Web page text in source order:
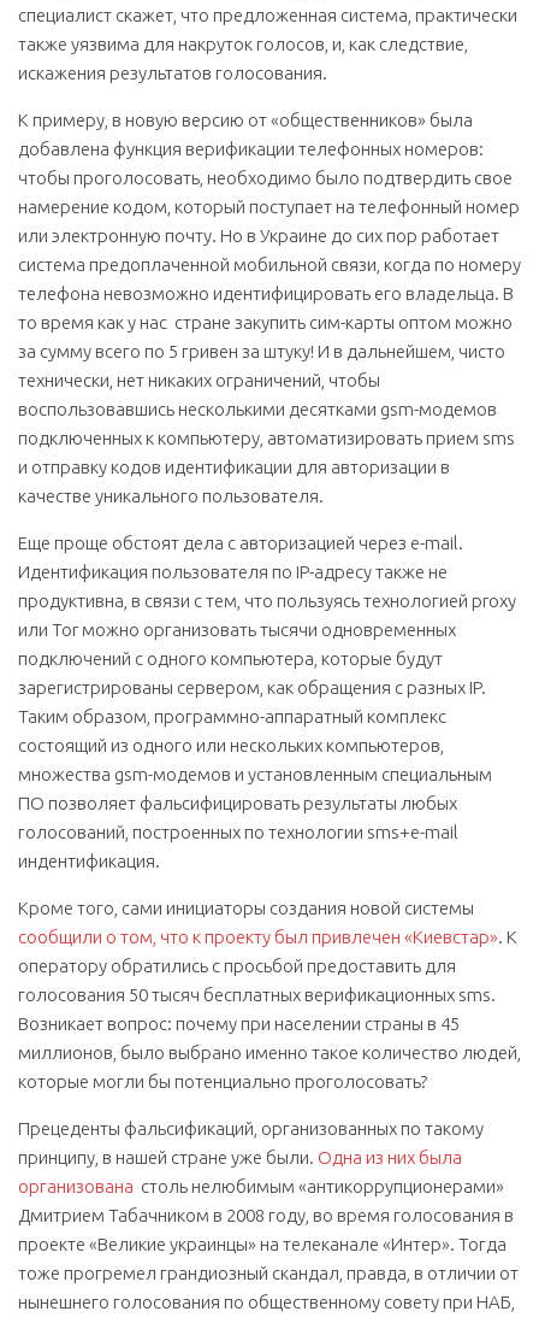
специалист скажет, что предложенная система, практически
также уязвима для накруток голосов, и, как следствие,
искажения результатов голосования.
К примеру, в новую версию от «общественников» была
добавлена функция верификации телефонных номеров:
чтобы проголосовать, необходимо было подтвердить свое
намерение кодом, который поступает на телефонный номер
или электронную почту. Но в Украине до сих пор работает
система предоплаченной мобильной связи, когда по номеру
телефона невозможно идентифицировать его владельца. В
то время как у нас стране закупить сим-карты оптом можно
за сумму всего по 5 гривен за штуку! И в дальнейшем, чисто
технически, нет никаких ограничений, чтобы
воспользовавшись несколькими десятками gsm-модемов
подключенных к компьютеру, автоматизировать прием sms
и отправку кодов идентификации для авторизации в
качестве уникального пользователя.
Еще проще обстоят дела с авторизацией через e-mail.
Идентификация пользователя по IP-адресу также не
продуктивна, в связи с тем, что пользуясь технологией proxy
или Tor можно организовать тысячи одновременных
подключений с одного компьютера, которые будут
зарегистрированы сервером, как обращения с разных IP.
Таким образом, программно-аппаратный комплекс
состоящий из одного или нескольких компьютеров,
множества gsm-модемов и установленным специальным
ПО позволяет фальсифицировать результаты любых
голосований, построенных по технологии sms+e-mail
индентификация.
Кроме того, сами инициаторы создания новой системы
сообщили о том, что к проекту был привлечен «Киевстар». К
оператору обратились с просьбой предоставить для
голосования 50 тысяч бесплатных верификационных sms.
Возникает вопрос: почему при населении страны в 45
миллионов, было выбрано именно такое количество людей,
которые могли бы потенциально проголосовать?
Прецеденты фальсификаций, организованных по такому
принципу, в нашей стране уже были. Одна из них была
организована столь нелюбимым «антикоррупционерами»
Дмитрием Табачником в 2008 году, во время голосования в
проекте «Великие украинцы» на телеканале «Интер». Тогда
тоже прогремел грандиозный скандал, правда, в отличии от
нынешнего голосования по общественному совету при НАБ,